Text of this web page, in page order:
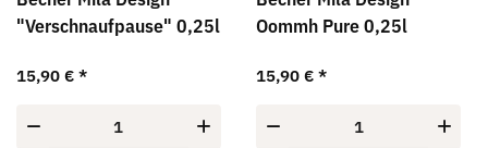
"Verschnaufpause" 0,25l
15,90 € *
Oommh Pure 0,25l
15,90 €*